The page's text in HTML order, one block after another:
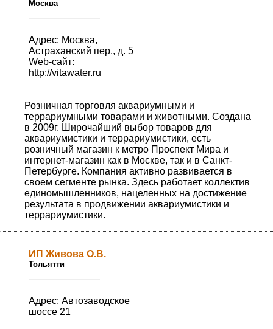
Москва
Адрес: Москва,
Астраханский пер., д. 5
Web-сайт:
http://vitawater.ru
Розничная торговля аквариумными и
террариумными товарами и животными. Создана
в 2009г. Широчайший выбор товаров для
аквариумистики и террариумистики, есть
розничный магазин к метро Проспект Мира и
интернет-магазин как в Москве, так и в Санкт-
Петербурге. Компания активно развивается в
своем сегменте рынка. Здесь работает коллектив
единомышленников, нацеленных на достижение
результата в продвижении аквариумистики и
террариумистики.
ИП Живова О.В.
Тольятти
Адрес: Автозаводское
шоссе 21